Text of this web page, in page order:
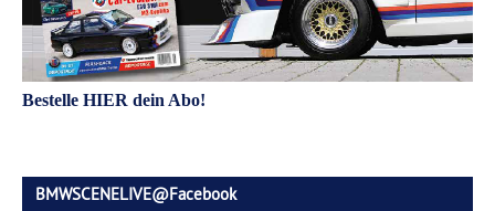
Bestelle HIER dein Abo!
BMWSCENELIVE@Facebook